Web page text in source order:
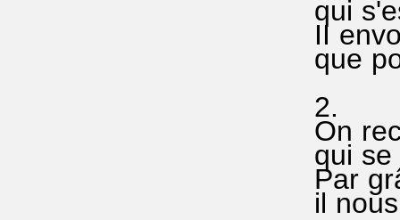
qui
II
que
2.
On
qui
Par
il